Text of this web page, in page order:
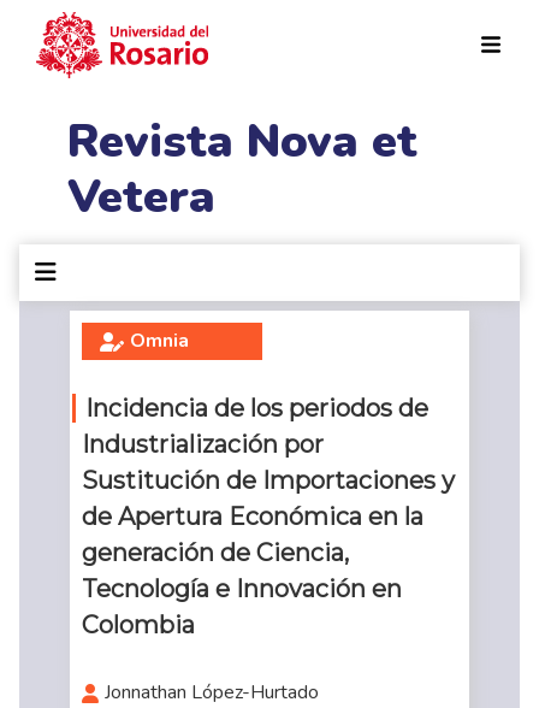
Revista Nova et
Vetera
Omnia
Incidencia de los periodos de
Industrialización por
Sustitución de Importaciones y
de Apertura Económica en la
generación de Ciencia,
Tecnología e Innovación en
Colombia
Jonnathan López-Hurtado